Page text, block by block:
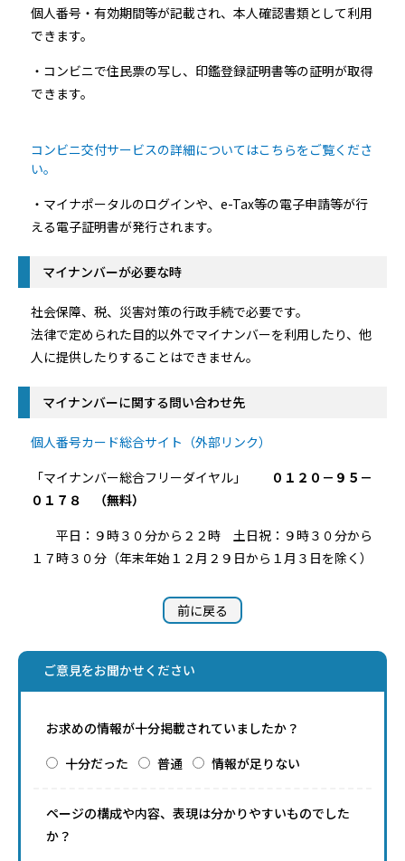
個人番号・有効期間等が記載され、本人確認書類として利用
できます。
・コンビニで住民票の写し、印鑑登録証明書等の証明が取得
できます。
コンビニ交付サービスの詳細についてはこちらをご覧くださ
い。
・マイナポータルのログインや、e-Tax等の電子申請等が行
える電子証明書が発行されます。
マイナンバーが必要な時
社会保障、税、災害対策の行政手続で必要です。
法律で定められた目的以外でマイナンバーを利用したり、他
人に提供したりすることはできません。
マイナンバーに関する問い合わせ先
個人番号カード総合サイト（外部リンク）
「マイナンバー総合フリーダイヤル」
０１２０－９５－
０１７８ （無料）
平日：９時３０分から２２時 土日祝：９時３０分から
１７時３０分（年末年始１２月２９日から１月３日を除く）
前に戻る
ご意見をお聞かせください
お求めの情報が十分掲載されていましたか？
十分だった
普通 情報が足りない
ページの構成や内容、表現は分かりやすいものでした
か？